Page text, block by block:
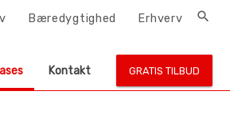
search
Bæredygtighed Erhverv
Kontakt GRATIS TILBUD